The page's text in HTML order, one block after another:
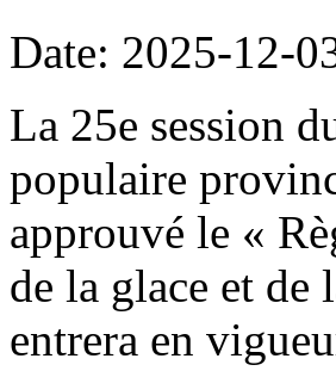
Date: 2025-12-
La 25e session
populaire
approuvé le «
de la glace et
entrera en